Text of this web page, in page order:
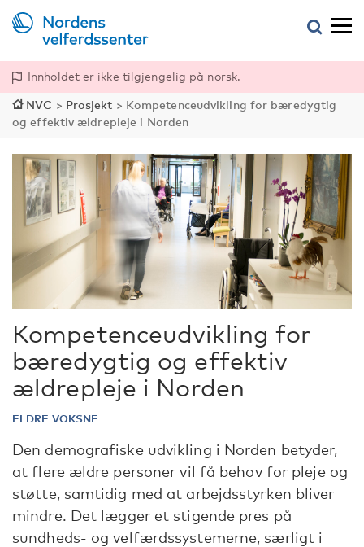
Innholdet er ikke tilgjengelig på norsk.
NVC > Prosjekt > Kompetenceudvikling for bæredygtig
og effektiv ældrepleje i Norden
Kompetenceudvikling for
bæredygtig og effektiv
ældrepleje i Norden
ELDRE VOKSNE
Den demografiske udvikling i Norden betyder,
at flere ældre personer vil få behov for pleje og
støtte, samtidig med at arbejdsstyrken bliver
mindre. Det lægger et stigende pres på
sundheds- og velfærdssystemerne, særligt i